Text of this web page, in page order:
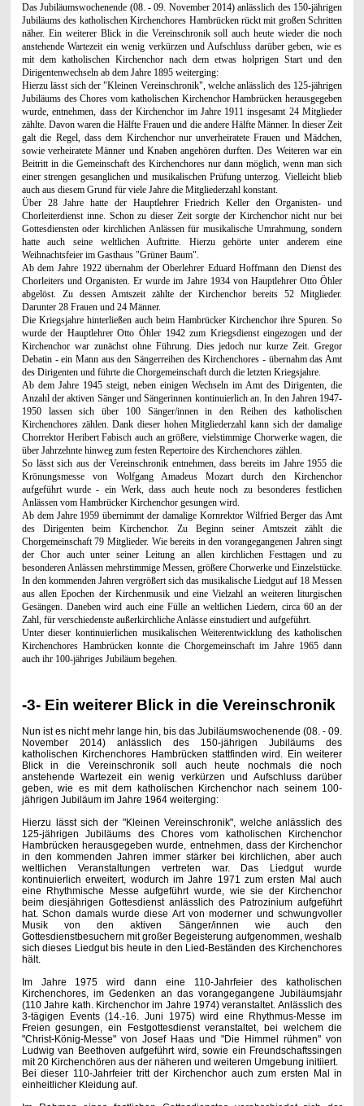
Das Jubiläumswochenende (08. - 09. November 2014) anlässlich des 150-jährigen
Jubiläums des katholischen Kirchenchores Hambrücken rückt mit großen Schritten
näher. Ein weiterer Blick in die Vereinschronik soll auch heute wieder die noch
anstehende Wartezeit ein wenig verkürzen und Aufschluss darüber geben, wie es
mit dem katholischen Kirchenchor nach dem etwas holprigen Start und den
Dirigentenwechseln ab dem Jahre 1895 weiterging:
Hierzu lässt sich der "Kleinen Vereinschronik", welche anlässlich des 125-jährigen
Jubiläums des Chores vom katholischen Kirchenchor Hambrücken herausgegeben
wurde, entnehmen, dass der Kirchenchor im Jahre 1911 insgesamt 24 Mitglieder
zählte. Davon waren die Hälfte Frauen und die andere Hälfte Männer. In dieser Zeit
galt die Regel, dass dem Kirchenchor nur unverheiratete Frauen und Mädchen,
sowie verheiratete Männer und Knaben angehören durften. Des Weiteren war ein
Beitritt in die Gemeinschaft des Kirchenchores nur dann möglich, wenn man sich
einer strengen gesanglichen und musikalischen Prüfung unterzog. Vielleicht blieb
auch aus diesem Grund für viele Jahre die Mitgliederzahl konstant.
Über 28 Jahre hatte der Hauptlehrer Friedrich Keller den Organisten- und
Chorleiterdienst inne. Schon zu dieser Zeit sorgte der Kirchenchor nicht nur bei
Gottesdiensten oder kirchlichen Anlässen für musikalische Umrahmung, sondern
hatte auch seine weltlichen Auftritte. Hierzu gehörte unter anderem eine
Weihnachtsfeier im Gasthaus "Grüner Baum".
Ab dem Jahre 1922 übernahm der Oberlehrer Eduard Hoffmann den Dienst des
Chorleiters und Organisten. Er wurde im Jahre 1934 von Hauptlehrer Otto Öhler
abgelöst. Zu dessen Amtszeit zählte der Kirchenchor bereits 52 Mitglieder.
Darunter 28 Frauen und 24 Männer.
Die Kriegsjahre hinterließen auch beim Hambrücker Kirchenchor ihre Spuren. So
wurde der Hauptlehrer Otto Öhler 1942 zum Kriegsdienst eingezogen und der
Kirchenchor war zunächst ohne Führung. Dies jedoch nur kurze Zeit. Gregor
Debatin - ein Mann aus den Sängerreihen des Kirchenchores - übernahm das Amt
des Dirigenten und führte die Chorgemeinschaft durch die letzten Kriegsjahre.
Ab dem Jahre 1945 steigt, neben einigen Wechseln im Amt des Dirigenten, die
Anzahl der aktiven Sänger und Sängerinnen kontinuierlich an. In den Jahren 1947-
1950 lassen sich über 100 Sänger/innen in den Reihen des katholischen
Kirchenchores zählen. Dank dieser hohen Mitgliederzahl kann sich der damalige
Chorrektor Heribert Fabisch auch an größere, vielstimmige Chorwerke wagen, die
über Jahrzehnte hinweg zum festen Repertoire des Kirchenchores zählen.
So lässt sich aus der Vereinschronik entnehmen, dass bereits im Jahre 1955 die
Krönungsmesse von Wolfgang Amadeus Mozart durch den Kirchenchor
aufgeführt wurde - ein Werk, dass auch heute noch zu besonderes festlichen
Anlässen vom Hambrücker Kirchenchor gesungen wird.
Ab dem Jahre 1959 übernimmt der damalige Kornrektor Wilfried Berger das Amt
des Dirigenten beim Kirchenchor. Zu Beginn seiner Amtszeit zählt die
Chorgemeinschaft 79 Mitglieder. Wie bereits in den vorangegangenen Jahren singt
der Chor auch unter seiner Leitung an allen kirchlichen Festtagen und zu
besonderen Anlässen mehrstimmige Messen, größere Chorwerke und Einzelstücke.
In den kommenden Jahren vergrößert sich das musikalische Liedgut auf 18 Messen
aus allen Epochen der Kirchenmusik und eine Vielzahl an weiteren liturgischen
Gesängen. Daneben wird auch eine Fülle an weltlichen Liedern, circa 60 an der
Zahl, für verschiedenste außerkirchliche Anlässe einstudiert und aufgeführt.
Unter dieser kontinuierlichen musikalischen Weiterentwicklung des katholischen
Kirchenchores Hambrücken konnte die Chorgemeinschaft im Jahre 1965 dann
auch ihr 100-jähriges Jubiläum begehen.
-3- Ein weiterer Blick in die Vereinschronik
Nun ist es nicht mehr lange hin, bis das Jubiläumswochenende (08. - 09.
November 2014) anlässlich des 150-jährigen Jubiläums des
katholischen Kirchenchores Hambrücken stattfinden wird. Ein weiterer
Blick in die Vereinschronik soll auch heute nochmals die noch
anstehende Wartezeit ein wenig verkürzen und Aufschluss darüber
geben, wie es mit dem katholischen Kirchenchor nach seinem 100-
jährigen Jubiläum im Jahre 1964 weiterging:
Hierzu lässt sich der "Kleinen Vereinschronik", welche anlässlich des
125-jährigen Jubiläums des Chores vom katholischen Kirchenchor
Hambrücken herausgegeben wurde, entnehmen, dass der Kirchenchor
in den kommenden Jahren immer stärker bei kirchlichen, aber auch
weltlichen Veranstaltungen vertreten war. Das Liedgut wurde
kontinuierlich erweitert, wodurch im Jahre 1971 zum ersten Mal auch
eine Rhythmische Messe aufgeführt wurde, wie sie der Kirchenchor
beim diesjährigen Gottesdienst anlässlich des Patrozinium aufgeführt
hat. Schon damals wurde diese Art von moderner und schwungvoller
Musik von den aktiven Sänger/innen wie auch den
Gottesdienstbesuchern mit großer Begeisterung aufgenommen, weshalb
sich dieses Liedgut bis heute in den Lied-Beständen des Kirchenchores
hält.
Im Jahre 1975 wird dann eine 110-Jahrfeier des katholischen
Kirchenchores, im Gedenken an das vorangegangene Jubiläumsjahr
(110 Jahre kath. Kirchenchor im Jahre 1974) veranstaltet. Anlässlich des
3-tägigen Events (14.-16. Juni 1975) wird eine Rhythmus-Messe im
Freien gesungen, ein Festgottesdienst veranstaltet, bei welchem die
"Christ-König-Messe" von Josef Haas und "Die Himmel rühmen" von
Ludwig van Beethoven aufgeführt wird, sowie ein Freundschaftssingen
mit 20 Kirchenchören aus der näheren und weiteren Umgebung initiiert.
Bei dieser 110-Jahrfeier tritt der Kirchenchor auch zum ersten Mal in
einheitlicher Kleidung auf.